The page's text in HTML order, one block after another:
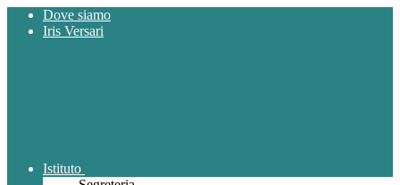
Dove siamo
Iris Versari
Istituto